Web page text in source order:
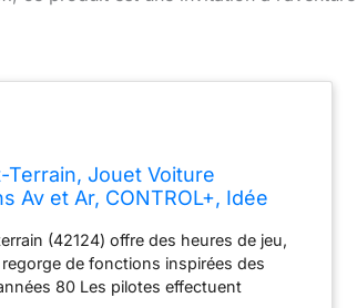
Terrain, Jouet Voiture
Av et Ar, CONTROL+, Idée
(42124) offre des heures de jeu,
de fonctions inspirées des
80 Les pilotes effectuent